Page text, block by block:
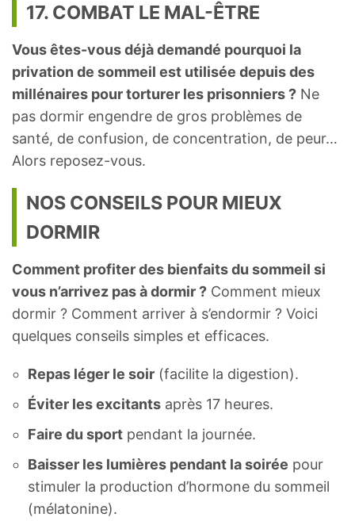
17. COMBAT LE MAL-ÊTRE
Vous êtes-vous déjà demandé pourquoi la
privation de sommeil est utilisée depuis des
millénaires pour torturer les prisonniers ? Ne
pas dormir engendre de gros problèmes de
santé, de confusion, de concentration, de peur…
Alors reposez-vous.
NOS CONSEILS POUR MIEUX
DORMIR
Comment profiter des bienfaits du sommeil si
vous n’arrivez pas à dormir ? Comment mieux
dormir ? Comment arriver à s’endormir ? Voici
quelques conseils simples et efficaces.
Repas léger le soir (facilite la digestion).
Éviter les excitants après 17 heures.
Faire du sport pendant la journée.
Baisser les lumières pendant la soirée pour
stimuler la production d’hormone du sommeil
(mélatonine).